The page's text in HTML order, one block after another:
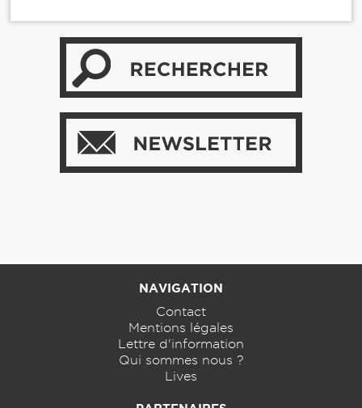
NAVIGATION
Contact
Mentions légales
Lettre d'information
Qui sommes nous ?
Lives